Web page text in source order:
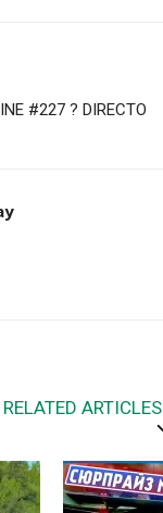
#227 ? DIRECTO
RELATED ARTICLES